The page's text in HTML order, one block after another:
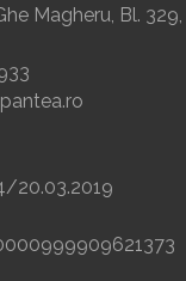
Magheru, Bl. 329,
20.03.2019